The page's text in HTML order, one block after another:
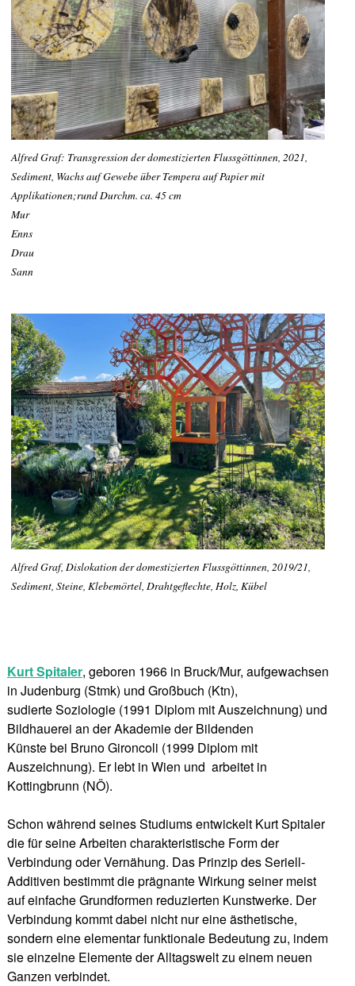
Alfred Graf: Transgression der domestizierten Flussgöttinnen, 2021,
Sediment, Wachs auf Gewebe über Tempera auf Papier mit
Applikationen;rund Durchm. ca. 45 cm
Mur
Enns
Drau
Sann
Alfred Graf, Dislokation der domestizierten Flussgöttinnen, 2019/21,
Sediment, Steine, Klebemörtel, Drahtgeflechte, Holz, Kübel
Kurt Spitaler, geboren 1966 in Bruck/Mur, aufgewachsen
in Judenburg (Stmk) und Großbuch (Ktn),
sudierte Soziologie (1991 Diplom mit Auszeichnung) und
Bildhauerei an der Akademie der Bildenden
Künste bei Bruno Gironcoli (1999 Diplom mit
Auszeichnung). Er lebt in Wien und arbeitet in
Kottingbrunn (NÖ).
Schon während seines Studiums entwickelt Kurt Spitaler
die für seine Arbeiten charakteristische Form der
Verbindung oder Vernähung. Das Prinzip des Seriell-
Additiven bestimmt die prägnante Wirkung seiner meist
auf einfache Grundformen reduzierten Kunstwerke. Der
Verbindung kommt dabei nicht nur eine ästhetische,
sondern eine elementar funktionale Bedeutung zu, indem
sie einzelne Elemente der Alltagswelt zu einem neuen
Ganzen verbindet.